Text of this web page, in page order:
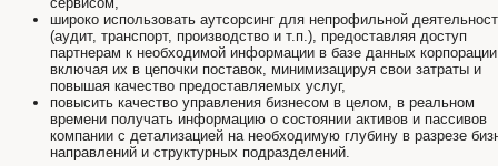
широко использовать аутсорсинг для непрофильной
(аудит, транспорт, производство и т.п.), предоставляя доступ
партнерам к необходимой информации в базе данных
включая их в цепочки поставок, минимизацируя свои затраты и
повышая качество предоставляемых услуг,
повысить качество управления бизнесом в целом, в реальном
времени получать информацию о состоянии активов и пассивов
компании с детализацией на необходимую глубину в разрезе
направлений и структурных подразделений.